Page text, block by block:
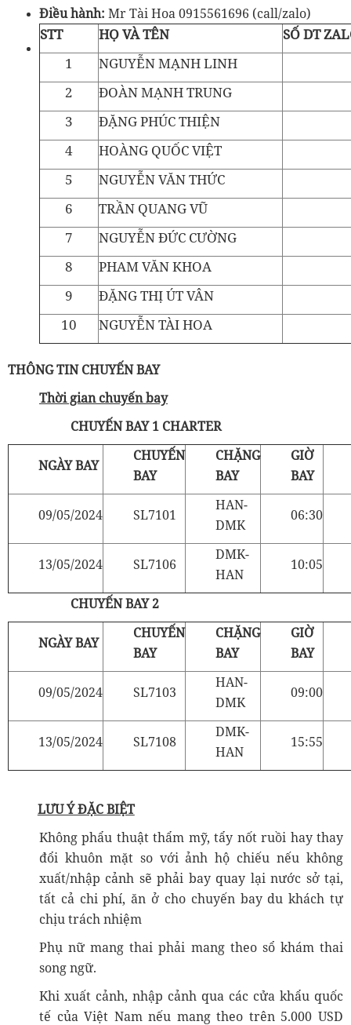
Điều hành: Mr Tài Hoa 0915561696 (call/zalo)
STT HỌ VÀ TÊN
SỐ DT
1
NGUYỄN MẠNH LINH
2
ĐOÀN MẠNH TRUNG
3
ĐẶNG PHÚC THIỆN
4
HOÀNG QUỐC VIỆT
5
NGUYỄN VĂN THỨC
6
TRẦN QUANG VŨ
7
NGUYỄN ĐỨC CƯỜNG
8
PHAM VĂN KHOA
9
ĐẶNG THỊ ÚT VÂN
10
NGUYỄN TÀI HOA
THÔNG TIN CHUYẾN BAY
Thời gian chuyến bay
CHUYẾN BAY 1 CHARTER
NGÀY BAY
CHUYẾN
BAY
CHẶNG
BAY
GIỜ
BAY
09/05/2024 SL7101
HAN-
DMK
06:30
13/05/2024 SL7106
DMK-
HAN
10:05
CHUYẾN BAY 2
NGÀY BAY
CHUYẾN
BAY
CHẶNG
BAY
GIỜ
BAY
09/05/2024 SL7103
HAN-
DMK
09:00
13/05/2024 SL7108
DMK-
HAN
15:55
LƯU Ý ĐẶC BIỆT
Không phẩu thuật thẩm mỹ, tẩy nốt ruồi hay thay
đổi khuôn mặt so với ảnh hộ chiếu nếu không
xuất/nhập cảnh sẽ phải bay quay lại nước sở tại,
tất cả chi phí, ăn ở cho chuyến bay du khách tự
chịu trách nhiệm
Phụ nữ mang thai phải mang theo sổ khám thai
song ngữ.
Khi xuất cảnh, nhập cảnh qua các cửa khẩu quốc
tế của Việt Nam nếu mang theo trên 5.000 USD